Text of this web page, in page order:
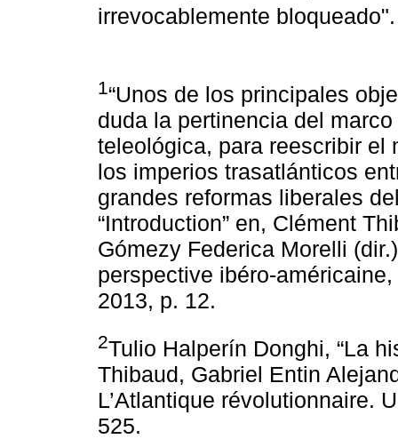
irrevocablemente
1 “Unos de los principales
duda la pertinencia del
teleológica, para reescribir el
los imperios trasatlánticos
grandes reformas liberales
“Introduction” en, Clément
Gómezy Federica Morelli
perspective ibéro-
2013, p. 12.
2Tulio Halperín Donghi, “La
Thibaud, Gabriel Entin
L’Atlantique révolutionnaire.
525.